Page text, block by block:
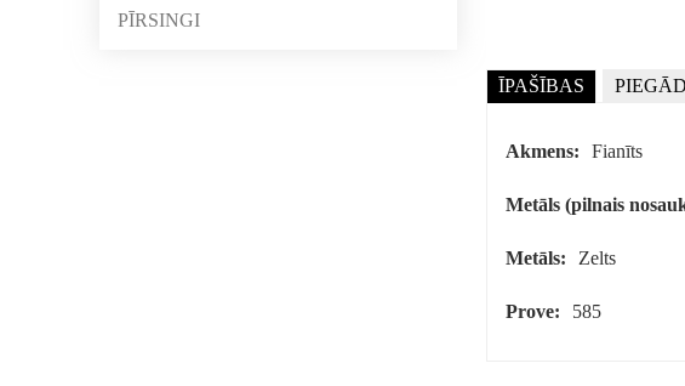
PĪRSINGI
ĪPAŠĪBAS
Akmens: Fianīts
Metāls (pilnais
Metāls: Zelts
Prove: 585